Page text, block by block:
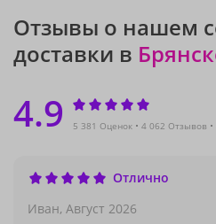
Отзывы о нашем
доставки в
4.9 5 381 Оценок 4 062 Отзывов
Отлично
Иван, Август 2026